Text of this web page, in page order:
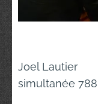
Navigation
de
Joel Lautier
simultanée 788